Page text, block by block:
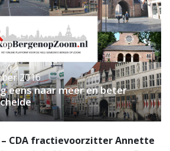
2016
eens naar meer en beter
– CDA fractievoorzitter Annette